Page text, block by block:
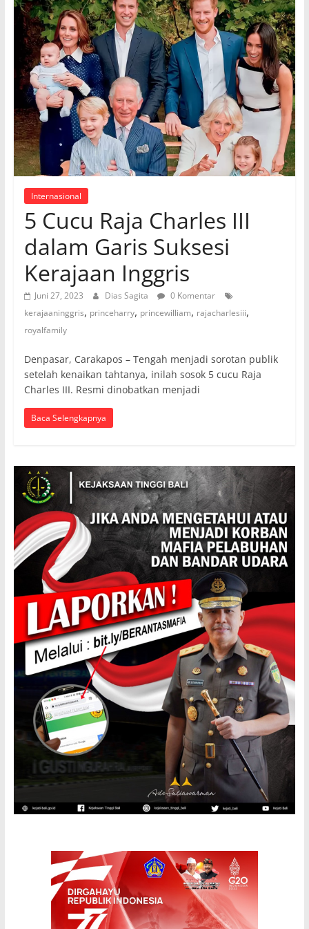
Internasional
5 Cucu Raja Charles III
dalam Garis Suksesi
Kerajaan Inggris
Juni 27, 2023 Dias Sagita
0 Komentar
kerajaaninggris, princeharry, princewilliam, rajacharlesiii,
royalfamily
Denpasar, Carakapos – Tengah menjadi sorotan publik
setelah kenaikan tahtanya, inilah sosok 5 cucu Raja
Charles III. Resmi dinobatkan menjadi
Baca Selengkapnya